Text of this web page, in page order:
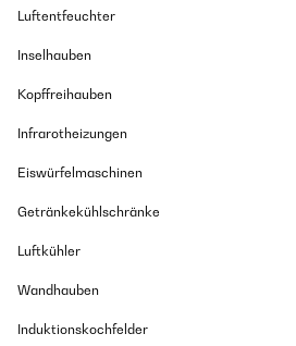
Luftentfeuchter
Inselhauben
Kopffreihauben
Infrarotheizungen
Eiswürfelmaschinen
Getränkekühlschränke
Luftkühler
Wandhauben
Induktionskochfelder